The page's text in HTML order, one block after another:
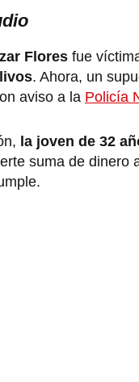
Flores fue
. Ahora, un
aviso a la Policía
la joven de 32
suma de dinero